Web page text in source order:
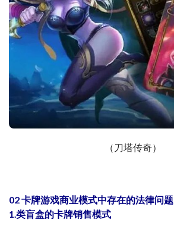
（刀塔传奇）
02 卡牌游戏商业模式中存在的法律问题
1.类盲盒的卡牌销售模式